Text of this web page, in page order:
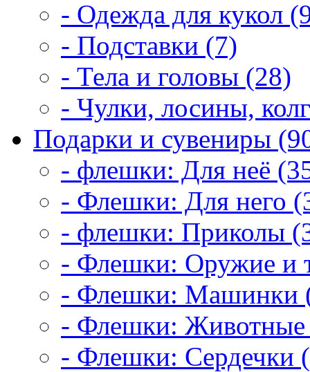
- Одежда для кукол
- Подставки (7)
- Тела и головы (28)
- Чулки, лосины,
Подарки и сувениры
- флешки: Для неё
- Флешки: Для него
- флешки: Приколы
- Флешки: Оружие и
- Флешки: Машинки
- Флешки: Животные
- Флешки: Сердечки